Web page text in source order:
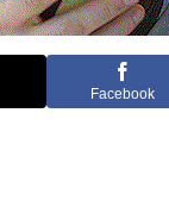
Facebook